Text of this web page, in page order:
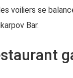
voiliers se
Bar.